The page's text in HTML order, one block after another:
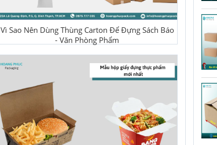
Vì Sao Nên Dùng Thùng Carton Để Đựng Sách Báo
- Văn Phòng Phẩm